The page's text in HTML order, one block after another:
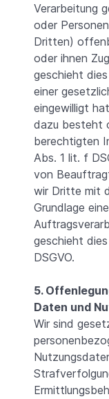
Verarbeitung
oder
Dritten)
oder ihnen
geschieht
einer
eingewilligt
dazu besteht
berechtigten
Abs. 1 lit. f
von
wir Dritte mit
Grundlage
geschieht
DSGVO.
5.
Daten und
Wir sind